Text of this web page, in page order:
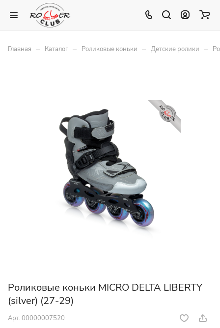
Главная – Каталог – Роликовые коньки – Детские ролики –
Роликовые коньки MICRO DELTA LIBERTY
(silver) (27-29)
Арт. 00000007520